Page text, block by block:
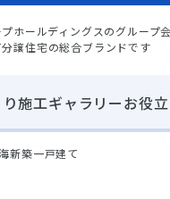
プホールディングスのグループ
譲住宅の総合ブランドです
施工ギャラリーお役
新築一戸建て